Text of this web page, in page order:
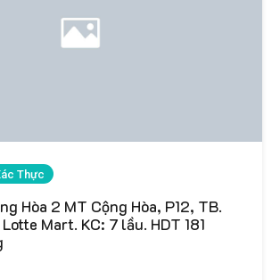
Thực
Hòa 2 MT Cộng Hòa, P12, TB.
Mart. KC: 7 lầu. HDT 181